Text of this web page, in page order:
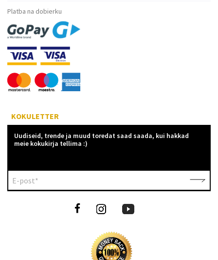
Platba na dobierku
KOKULETTER
Uudiseid, trende ja muud toredat saad saada, kui hakkad
meie kokukirja tellima :)
E-post*